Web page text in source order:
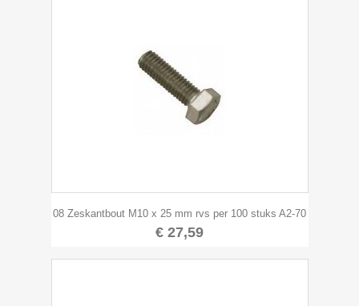
08 Zeskantbout M10 x 25 mm rvs per 100 stuks A2-70
€ 27,59